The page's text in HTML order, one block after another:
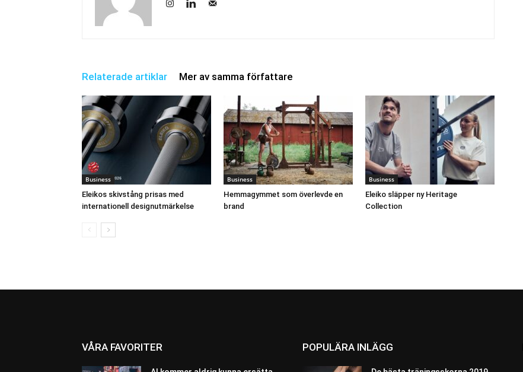
Relaterade artiklar Mer av samma författare
Business
Eleikos skivstång prisas med
internationell designutmärkelse
Business
Hemmagymmet som överlevde en
brand
Business
Eleiko släpper ny Heritage
Collection
VÅRA FAVORITER POPULÄRA INLÄGG